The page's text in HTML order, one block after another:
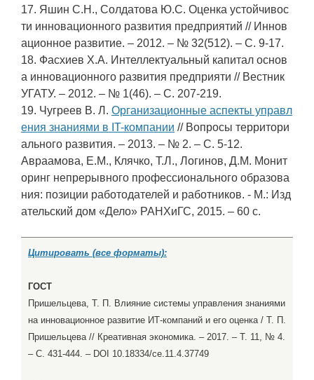
17. Яшин С.Н., Солдатова Ю.С. Оценка устойчивос
ти инновационного развития предприятий // Иннов
ационное развитие. – 2012. – № 32(512). – С. 9-17.
18. Фасхиев Х.А. Интеллектуальный капитал основ
а инновационного развития предприяти // Вестник
УГАТУ. – 2012. – № 1(46). – С. 207-219.
19. Чугреев В. Л. Организационные аспекты управл
ения знаниями в IT-компании // Вопросы территори
ального развития. – 2013. – № 2. – С. 5-12.
Авраамова, Е.М., Клячко, Т.Л., Логинов, Д.М. Монит
оринг непрерывного профессионального образова
ния: позиции работодателей и работников. - М.: Изд
ательский дом «Дело» РАНХиГС, 2015. – 60 с.
Цитировать (все форматы):
ГОСТ
Пришельцева, Т. П. Влияние системы управления знаниями
на инновационное развитие ИТ-компаний и его оценка / Т. П.
Пришельцева // Креативная экономика. – 2017. – Т. 11, № 4.
– С. 431-444. – DOI 10.18334/ce.11.4.37749